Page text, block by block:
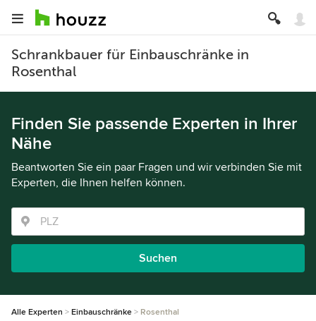
Schrankbauer für Einbauschränke in
Rosenthal
Finden Sie passende Experten in Ihrer
Nähe
Beantworten Sie ein paar Fragen und wir verbinden Sie mit
Experten, die Ihnen helfen können.
Suchen
Alle Experten Einbauschränke Rosenthal